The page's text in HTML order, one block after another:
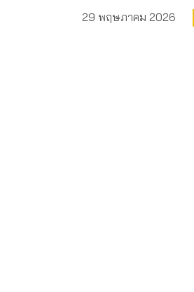
29 พฤษภาคม 2026